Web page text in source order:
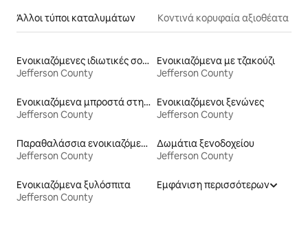
Άλλοι τύποι καταλυμάτων Κοντινά κορυφαία αξιοθέατα
Ενοικιαζόμενες ιδιωτικές σουίτες
Jefferson County
Ενοικιαζόμενα με τζακούζι
Jefferson County
Ενοικιαζόμενα μπροστά στη θάλασσα
Jefferson County
Ενοικιαζόμενοι ξενώνες
Jefferson County
Παραθαλάσσια ενοικιαζόμενα
Jefferson County
Δωμάτια ξενοδοχείου
Jefferson County
Ενοικιαζόμενα ξυλόσπιτα
Jefferson County
Εμφάνιση περισσότερων